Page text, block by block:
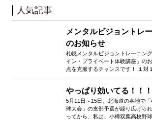
人気記事
メンタルビジョントレ
のお知らせ
札幌メンタルビジョントレーニン
イン・プライベート体験講座」の
点を克服するチャンスです！ １対
やっぱり効いてる！！！
5月11日～15日、北海道の各地で
球大会」の支部予選が繰り広げら
ってから、私は、小樽双葉高校野